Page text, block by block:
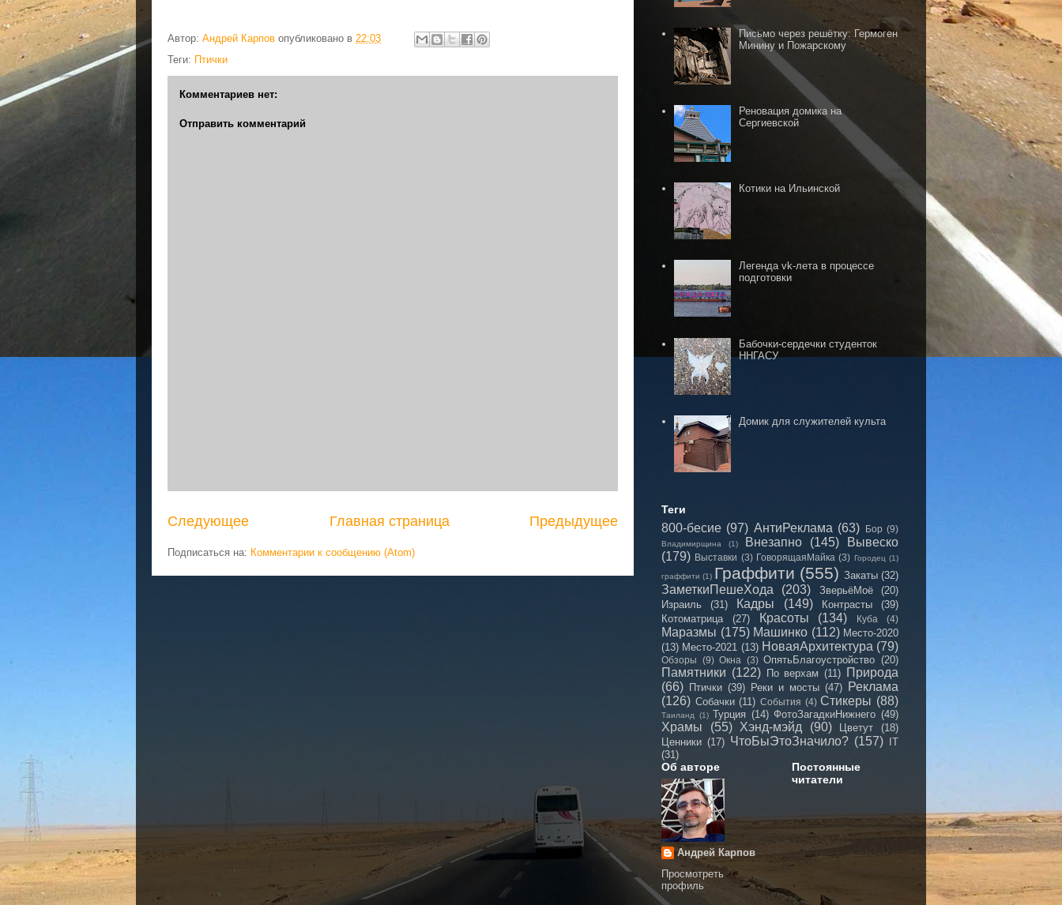
Автор: Андрей Карпов опубликовано в 22:03
Теги: Птички
Комментариев нет:
Отправить комментарий
Следующее Предыдущее
Главная страница
Подписаться на: Комментарии к сообщению (Atom)
Письмо через решётку: Гермоген
Минину и Пожарскому
Реновация домика на
Сергиевской
Котики на Ильинской
Легенда vk-лета в процессе
подготовки
Бабочки-сердечки студенток
ННГАСУ
Домик для служителей культа
Теги
800-бесие (97) АнтиРеклама (63) Бор (9)
Владимирщина (1) Внезапно (145)
Вывеско
(179) Выставки (3) ГоворящаяМайка (3) Городец (1)
граффити (1) Граффити (555) Закаты (32)
ЗаметкиПешеХода (203) ЗверьёМоё
(20)
Израиль
(31) Кадры (149) Контрасты
(39)
Котоматрица
(27) Красоты (134) Куба (4)
Маразмы (175) Машинко (112) Место-2020
(13) Место-2021 (13) НоваяАрхитектура (79)
Обзоры (9) Окна (3) ОпятьБлагоустройство (20)
Памятники (122) По верхам (11) Природа
(66) Птички (39) Реки и мосты (47) Реклама
(126) Собачки (11) События (4) Стикеры (88)
Таиланд (1) Турция (14) ФотоЗагадкиНижнего (49)
Храмы (55) Хэнд-мэйд (90) Цветут
(18)
Ценники (17) ЧтоБыЭтоЗначило? (157)
IT
(31)
Об авторе
Андрей Карпов
Просмотреть
профиль
Постоянные
читатели